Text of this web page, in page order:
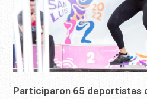
Participaron 65 deportistas